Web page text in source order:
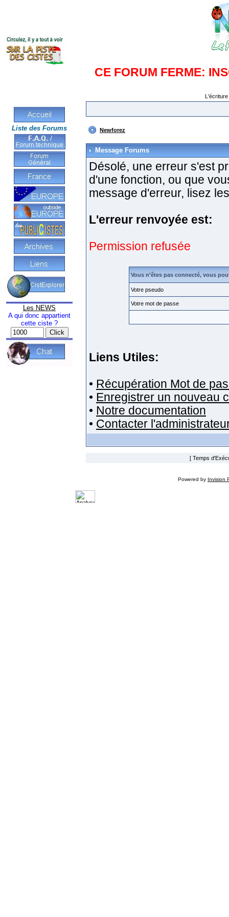
CE FORUM FERME:
Liste des Forums
Les NEWS
A qui donc appartient
cette ciste ?
Newforez
Message Forums
Désolé, une erreur s'est
d'une fonction, ou que
message d'erreur, lisez
L'erreur renvoyée est:
Permission refusée
Vous n'êtes pas connecté, vous
Votre pseudo
Votre mot de passe
Liens Utiles:
• Récupération Mot de
• Enregistrer un nouveau
• Notre documentation
• Contacter
[ Temps
Powered by Invision